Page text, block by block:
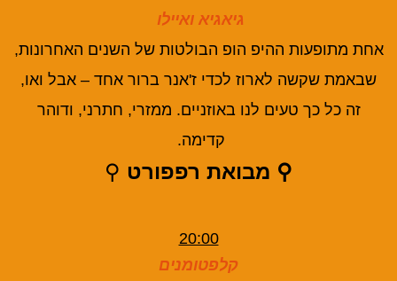
גיאגיא ואיילו
אחת מתופעות ההיפ הופ הבולטות של השנים האחרונות,
שבאמת שקשה לארוז לכדי ז'אנר ברור אחד – אבל ואו,
זה כל כך טעים לנו באוזניים. ממזרי, חתרני, ודוהר
קדימה.
⚲ מבואת רפפורט ⚲
20:00
קלפטומנים